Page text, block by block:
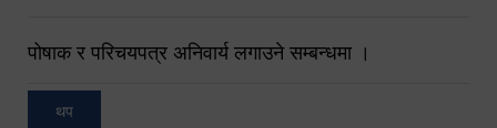
पोषाक र परिचयपत्र अनिवार्य लगाउने सम्बन्धमा ।
थप